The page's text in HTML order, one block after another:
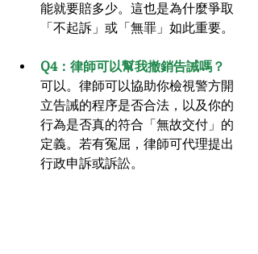
能就要賠多少。這也是為什麼爭取
「不起訴」或「無罪」如此重要。
Q4：律師可以幫我撤銷告誡嗎？
可以。律師可以協助你檢視警方開
立告誡的程序是否合法，以及你的
行為是否真的符合「無故交付」的
定義。若有冤屈，律師可代理提出
行政申訴或訴訟。